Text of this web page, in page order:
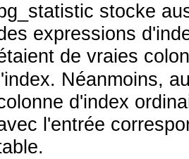
stocke
expressions
de vraies
l'index. Néanmoins,
d'index
l'entrée